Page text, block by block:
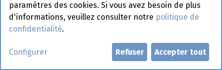
Demander un compte
paramètres des cookies. Si vous avez besoin de plus
d'informations, veuillez consulter notre politique de
confidentialité.
Configurer Refuser Accepter tout